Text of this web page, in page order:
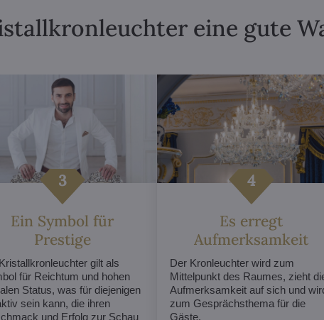
eine gute
Ein Symbol für
Prestige
gilt als
für Reichtum und hohen
Status, was für diejenigen
sein kann, die ihren
und Erfolg zur Schau
Es erregt
Aufmerksamkeit
Der Kronleuchter wird zum
Mittelpunkt des Raumes, zieht
Aufmerksamkeit auf sich und
zum Gesprächsthema für die
Gäste.